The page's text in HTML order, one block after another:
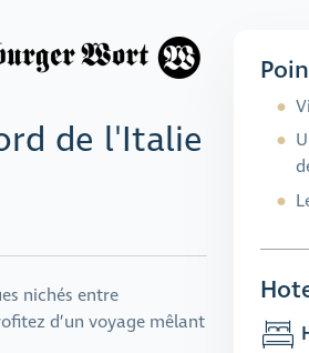
de l'Italie
nichés entre
d’un voyage mêlant